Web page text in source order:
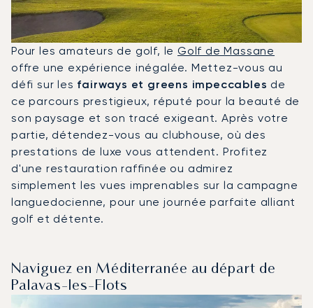
Pour les amateurs de golf, leGolf de Massane
offre une expérience inégalée. Mettez-vous au
défi sur les fairways et greens impeccables de
ce parcours prestigieux, réputé pour la beauté de
son paysage et son tracé exigeant. Après votre
partie, détendez-vous au clubhouse, où des
prestations de luxe vous attendent. Profitez
d'une restauration raffinée ou admirez
simplement les vues imprenables sur la campagne
languedocienne, pour une journée parfaite alliant
golf et détente.
Naviguez en Méditerranée au départ de
Palavas-les-Flots